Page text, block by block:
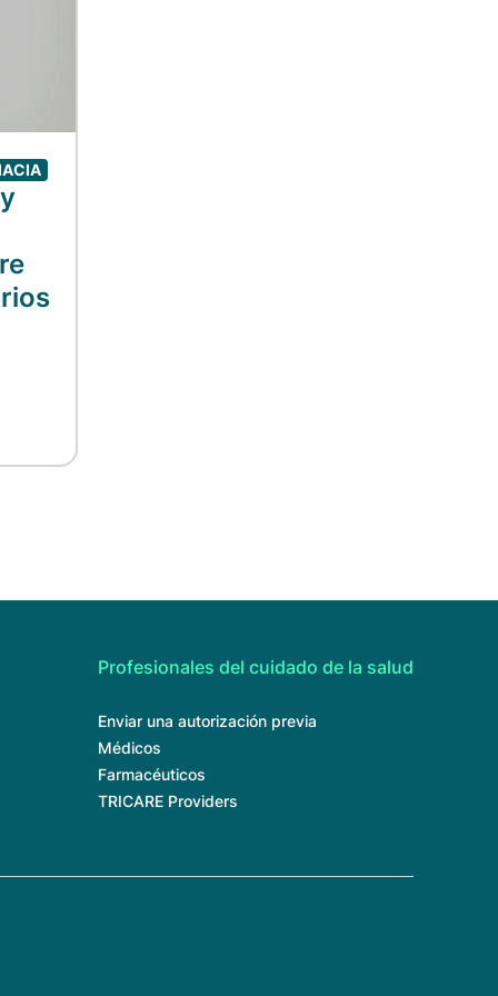
Profesionales del cuidado de la salud
Enviar una autorización previa
Médicos
Farmacéuticos
TRICARE Providers